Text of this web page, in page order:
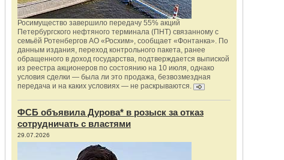
Росимущество завершило передачу 55% акций
Петербургского нефтяного терминала (ПНТ) связанному с
семьёй Ротенбергов АО «Росхим», сообщает «Фонтанка». По
данным издания, переход контрольного пакета, ранее
обращенного в доход государства, подтверждается выпиской
из реестра акционеров по состоянию на 10 июля, однако
условия сделки — была ли это продажа, безвозмездная
передача и на каких условиях — не раскрываются.
ФСБ объявила Дурова* в розыск за отказ
сотрудничать с властями
29.07.2026